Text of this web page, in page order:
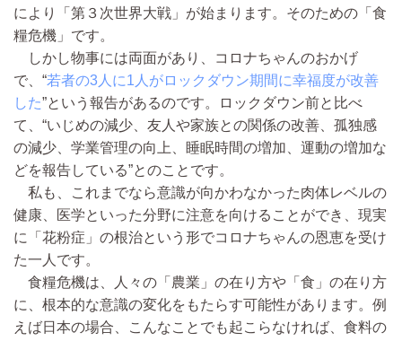
により「第３次世界大戦」が始まります。そのための「食
糧危機」です。
しかし物事には両面があり、コロナちゃんのおかげ
で、“若者の3人に1人がロックダウン期間に幸福度が改善
した”という報告があるのです。ロックダウン前と比べ
て、“いじめの減少、友人や家族との関係の改善、孤独感
の減少、学業管理の向上、睡眠時間の増加、運動の増加な
どを報告している”とのことです。
私も、これまでなら意識が向かわなかった肉体レベルの
健康、医学といった分野に注意を向けることができ、現実
に「花粉症」の根治という形でコロナちゃんの恩恵を受け
た一人です。
食糧危機は、人々の「農業」の在り方や「食」の在り方
に、根本的な意識の変化をもたらす可能性があります。例
えば日本の場合、こんなことでも起こらなければ、食料の